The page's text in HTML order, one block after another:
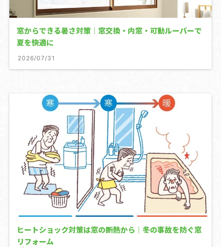
窓からできる暑さ対策｜窓交換・内窓・可動ルーバーで
夏を快適に
2026/07/31
ヒートショック対策は窓の断熱から｜冬の事故を防ぐ窓
リフォーム